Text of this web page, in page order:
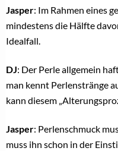
Jasper: Im Rahmen eines
mindestens die Hälfte
Idealfall.
DJ: Der Perle allgemein
man kennt Perlenstränge
kann diesem
Jasper: Perlenschmuck
muss ihn schon in der